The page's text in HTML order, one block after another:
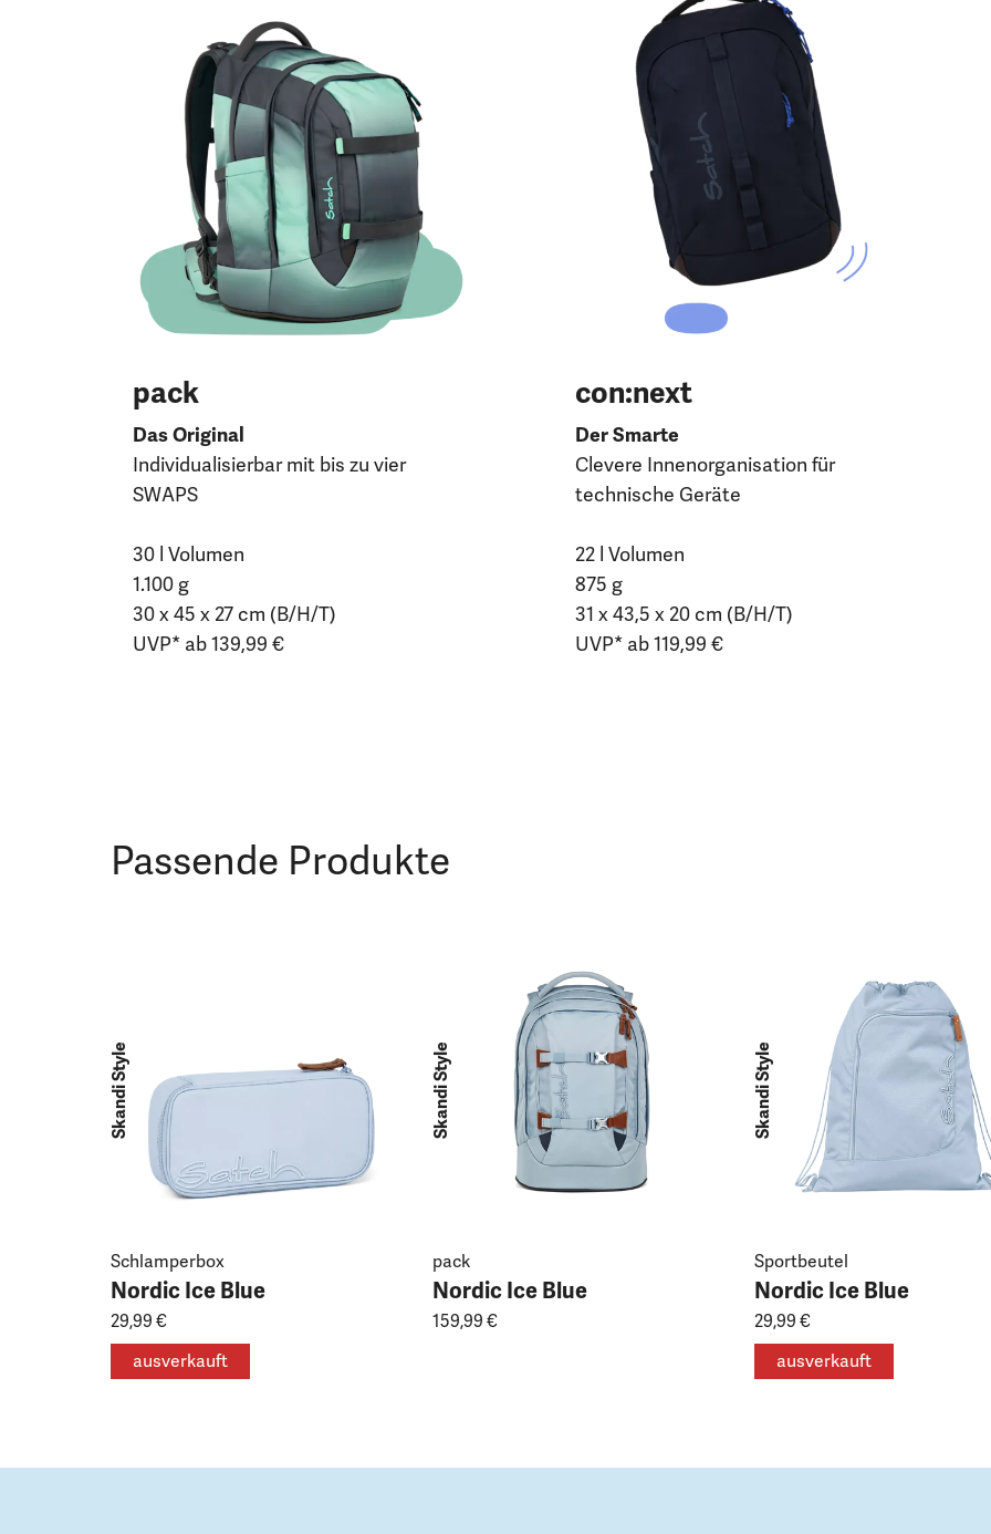
pack
Das Original
Individualisierbar mit bis zu vier
SWAPS
30 l Volumen
1.100 g
30 x 45 x 27 cm (B/H/T)
UVP* ab 139,99 €
con:next
Der Smarte
Clevere Innenorganisation für
technische Geräte
22 l Volumen
875 g
31 x 43,5 x 20 cm (B/H/T)
UVP* ab 119,99 €
Passende Produkte
Skandi Style
Schlamperbox
Nordic Ice Blue
29,99 €
ausverkauft
Skandi Style
pack
Nordic Ice Blue
159,99 €
Skandi Style
Sportbeutel
Nordic Ice Blue
29,99 €
ausverkauft